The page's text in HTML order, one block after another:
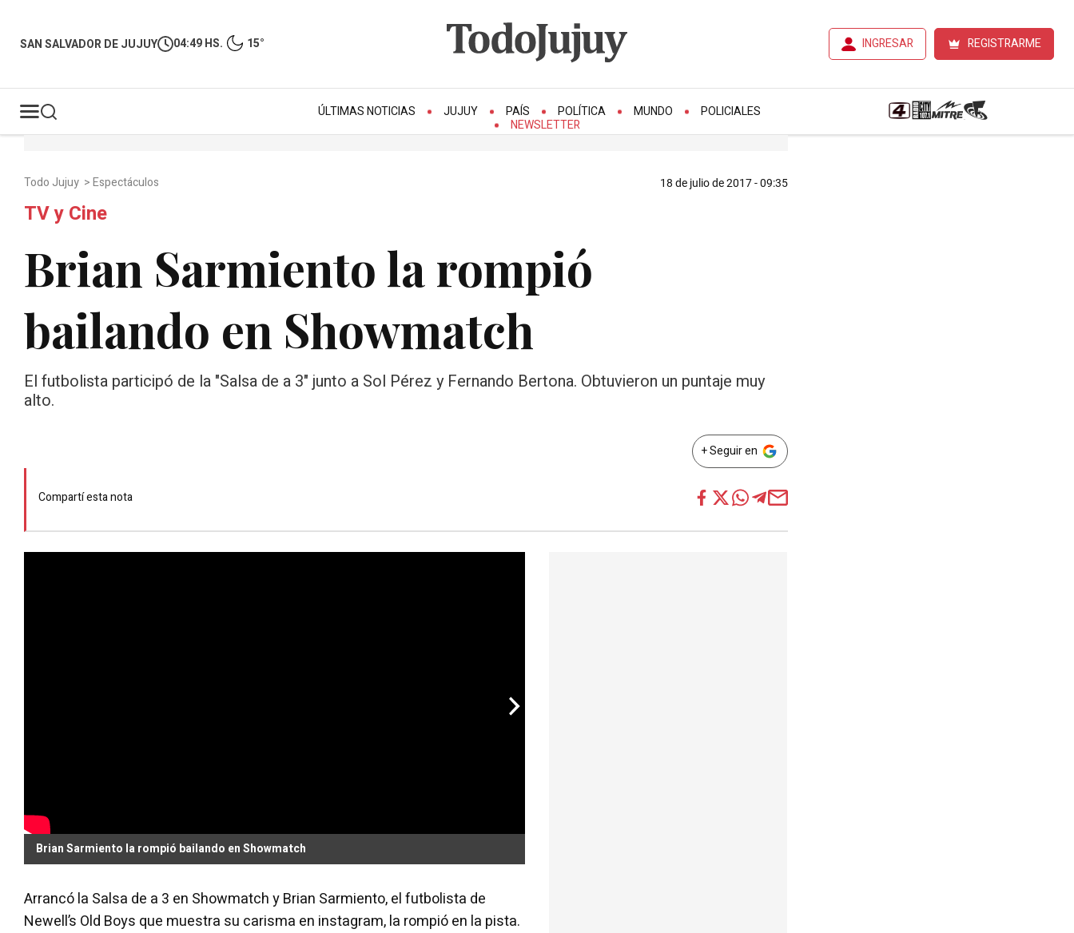
SAN SALVADOR DE JUJUY 04:49 HS. 15° INGRESAR REGISTRARME
ÚLTIMAS NOTICIAS JUJUY PAÍS POLÍTICA MUNDO
POLICIALES
NEWSLETTER
Todo Jujuy >Espectáculos 18 de julio de 2017 - 09:35
TV y Cine
Brian Sarmiento la rompió
bailando en Showmatch
El futbolista participó de la "Salsa de a 3" junto a Sol Pérez y Fernando Bertona. Obtuvieron un puntaje muy
alto.
+ Seguir en
Compartí esta nota
Brian Sarmiento la rompió bailando en Showmatch
Arrancó la Salsa de a 3 en Showmatch y Brian Sarmiento, el futbolista de
Newell’s Old Boys que muestra su carisma en instagram, la rompió en la pista.